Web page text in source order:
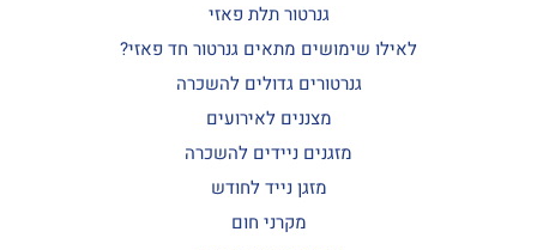
גנרטור תלת פאזי
לאילו שימושים מתאים גנרטור חד פאזי?
גנרטורים גדולים להשכרה
מצננים לאירועים
מזגנים ניידים להשכרה
מזגן נייד לחודש
מקרני חום